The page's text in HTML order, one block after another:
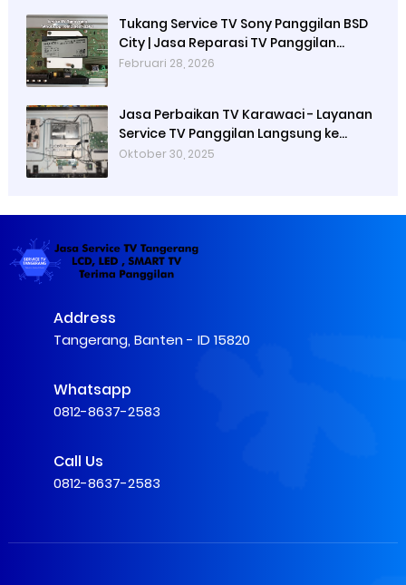
Tukang Service TV Sony Panggilan BSD
City | Jasa Reparasi TV Panggilan
Tangerang
Februari 28, 2026
Jasa Perbaikan TV Karawaci - Layanan
Service TV Panggilan Langsung ke
Rumah
Oktober 30, 2025
Address
Tangerang, Banten - ID 15820
Whatsapp
0812-8637-2583
Call Us
0812-8637-2583